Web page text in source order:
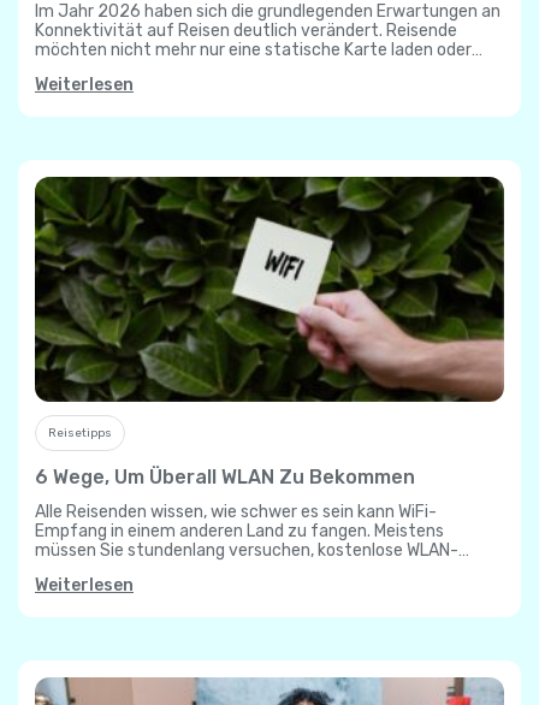
Im Jahr 2026 haben sich die grundlegenden Erwartungen an
Konnektivität auf Reisen deutlich verändert. Reisende
möchten nicht mehr nur eine statische Karte laden oder
Weiterlesen
Reisetipps
6 Wege, Um Überall WLAN Zu Bekommen
Alle Reisenden wissen, wie schwer es sein kann WiFi-
Empfang in einem anderen Land zu fangen. Meistens
müssen Sie stundenlang versuchen, kostenlose WLAN-
was…
Weiterlesen